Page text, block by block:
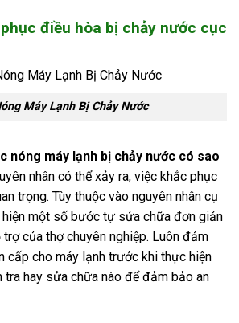
điều hòa bị chảy nước cục
Máy Lạnh Bị Chảy Nước
nóng máy lạnh bị chảy nước có sao
nhân có thể xảy ra, việc khắc phục
trọng. Tùy thuộc vào nguyên nhân cụ
hiện một số bước tự sửa chữa đơn giản
của thợ chuyên nghiệp. Luôn đảm
cấp cho máy lạnh trước khi thực hiện
tra hay sửa chữa nào để đảm bảo an